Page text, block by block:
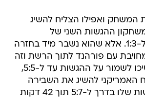
ואפילו הצליח להשיג
ההגשות השני של
האמריקני בדרך ל-1:3. אלא שהוא נשבר מיד בחזרה
עם פורהנד לתוך הרשת וזה
2:3. השניים המשיכו לשמור על ההגשות עד ל-5:5,
האמריקני להשיג את השבירה
ולשמור על ההגשות שלו בדרך ל-5:7 תוך 42 דקות